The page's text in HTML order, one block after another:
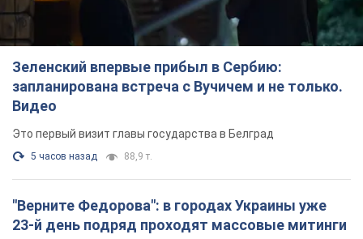
Зеленский впервые прибыл в Сербию:
запланирована встреча с Вучичем и не только.
Видео
Это первый визит главы государства в Белград
5 часов назад 88,9 т.
"Верните Федорова": в городах Украины уже
23-й день подряд проходят массовые митинги